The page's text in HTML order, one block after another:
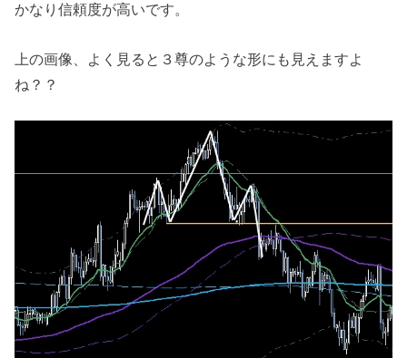
かなり信頼度が高いです。
上の画像、よく見ると３尊のような形にも見えますよ
ね？？